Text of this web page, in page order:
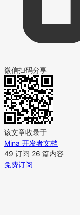
微信扫码分享
该文章收录于
Mina 开发者文档
49 订阅 26 篇内容
免费订阅